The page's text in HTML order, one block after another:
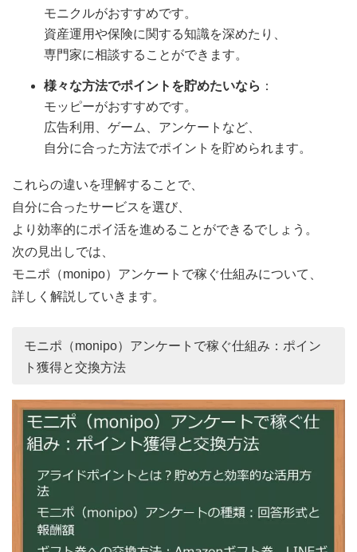
モニクルがおすすめです。
資産運用や保険に関する知識を深めたり、
専門家に相談することができます。
様々な方法でポイントを貯めたいなら ：
モッピーがおすすめです。
広告利用、ゲーム、アンケートなど、
自分に合った方法でポイントを貯められます。
これらの違いを理解することで、
自分に合ったサービスを選び、
より効率的にポイ活を進めることができるでしょう。
次の見出しでは、
モニポ（monipo）アンケートで稼ぐ仕組みについて、
詳しく解説していきます。
モニポ（monipo）アンケートで稼ぐ仕組み：ポイン
ト獲得と交換方法